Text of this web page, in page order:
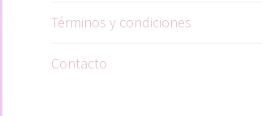
Términos y condiciones
Contacto